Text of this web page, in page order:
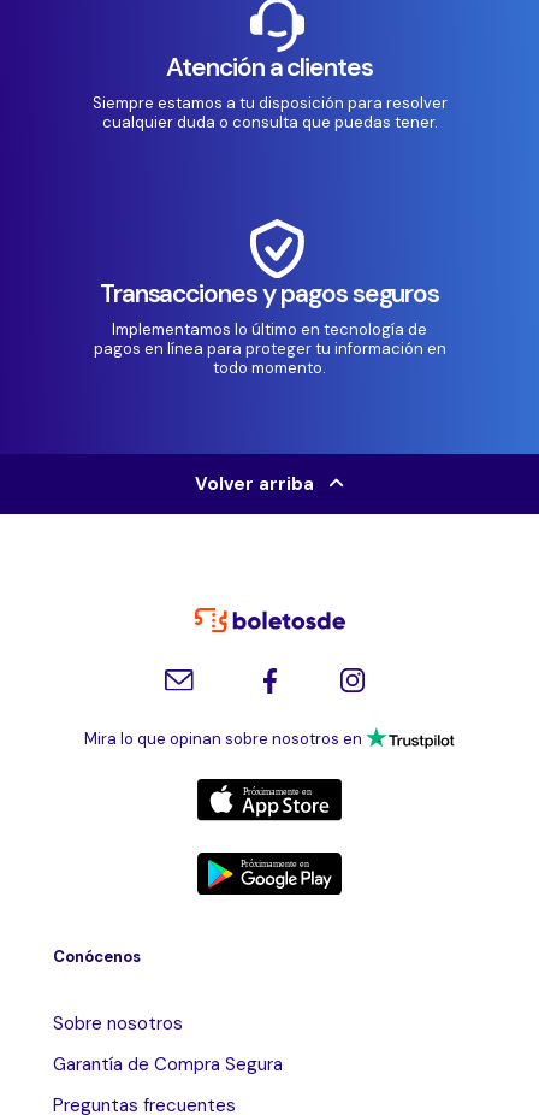
Atención a clientes
Siempre estamos a tu disposición para resolver
cualquier duda o consulta que puedas tener.
Transacciones y pagos seguros
Implementamos lo último en tecnología de
pagos en línea para proteger tu información en
todo momento.
Volver arriba
Mira lo que opinan sobre nosotros en
Conócenos
Sobre nosotros
Garantía de Compra Segura
Preguntas frecuentes